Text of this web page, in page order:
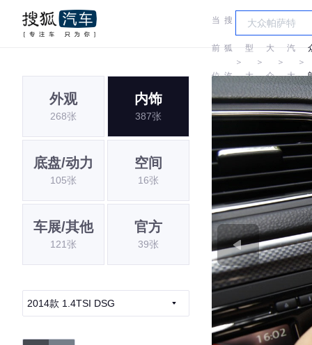
当
前
位
置:
搜
狐
汽
车
＞
车
型
大
全
＞
大
众
＞
上
汽
大
众
＞
外观
268张
内饰
387张
底盘/动力
105张
空间
16张
车展/其他
121张
官方
39张
2014款 1.4TSI DSG